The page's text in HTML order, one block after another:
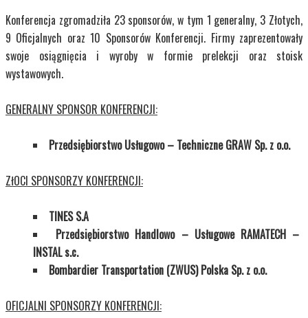
Konferencja zgromadziła 23 sponsorów, w tym 1 generalny, 3 Złotych,
9 Oficjalnych oraz 10 Sponsorów Konferencji. Firmy zaprezentowały
swoje osiągnięcia i wyroby w formie prelekcji oraz stoisk
wystawowych.
GENERALNY SPONSOR KONFERENCJI:
Przedsiębiorstwo Usługowo – Techniczne GRAW Sp. z o.o.
ZłOCI SPONSORZY KONFERENCJI:
TINES S.A
Przedsiębiorstwo Handlowo – Usługowe RAMATECH –
INSTAL s.c.
Bombardier Transportation (ZWUS) Polska Sp. z o.o.
OFICJALNI SPONSORZY KONFERENCJI: